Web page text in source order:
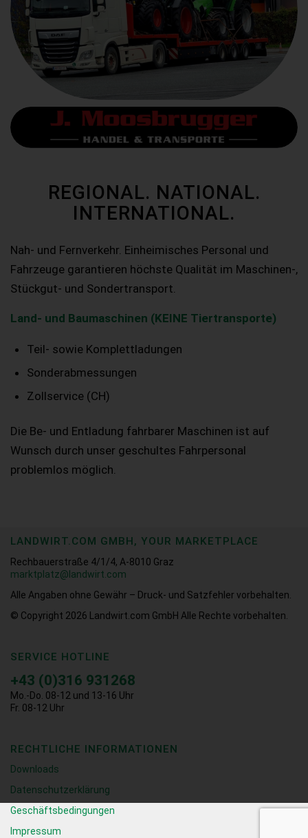
REGIONAL. NATIONAL.
INTERNATIONAL.
Nah- und Fernverkehr. Einheimisches Personal und
Fahrzeuge garantieren höchste Qualität im Maschinen-,
Stückgut- und Sondertransport.
Land- und Baumaschinen (KEINE Tiertransporte)
Teil- sowie Komplettladungen
Sonderabmessungen
Zollservice (CH)
Die Be- und Entladung fahrbarer Maschinen ist auf
Wunsch durch unser geschultes Fahrpersonal
problemlos möglich.
LANDWIRT.COM GMBH, YOUR MARKETPLACE
Rechbauerstraße 4/1/4, A-8010 Graz
marktplatz@landwirt.com
Alle Angaben ohne Gewähr – Druck- und Satzfehler vorbehalten.
© Copyright 2026
Landwirt.com GmbH Alle Rechte vorbehalten.
SERVICE HOTLINE
+43 (0)316 931268
Mo.-Do. 08-12 und 13-16 Uhr
Fr. 08-12 Uhr
RECHTLICHE INFORMATIONEN
Downloads
Datenschutzerklärung
Geschäftsbedingungen
Impressum